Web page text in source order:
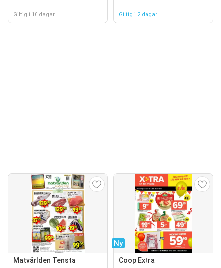
Giltig i 10 dagar Giltig i 2 dagar
Matvärlden Tensta
Ny
Coop Extra